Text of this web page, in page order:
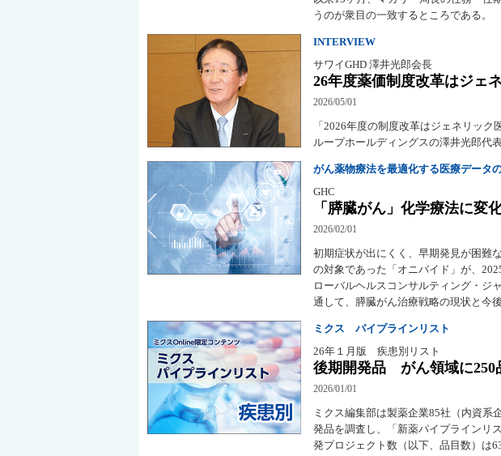
うのが衆目の一致するところである。
INTERVIEW
サワイGHD 澤井光郎会長
26年度薬価制度改革はジェ
2026/05/01
「2026年度の制度改革はジェネリッ
ループホールディングスの澤井光郎代
がん薬物療法を最適化する医療データ
GHC
「膵臓がん」化学療法に変
2026/02/01
初期症状が出にくく、早期発見が困難
の対象であった「オニバイド」が、
ローバルヘルスコンサルティング・ジ
通して、膵臓がん治療戦略の現状と今
ミクス パイプラインリスト
26年１月版 疾患別リスト
後期開発品 がん領域に
2026/01/01
ミクス編集部は製薬企業85社（内資系
発品を調査し、「新薬パイプラインリ
発プロジェクト数（以下、品目数）は